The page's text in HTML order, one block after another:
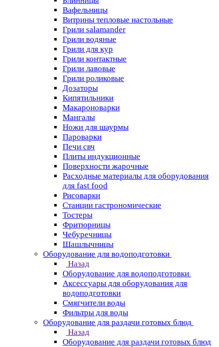
Вафельницы
Витрины тепловые настольные
Грили salamander
Грили водяные
Грили для кур
Грили контактные
Грили лавовые
Грили роликовые
Дозаторы
Кипятильники
Макароноварки
Мангалы
Ножи для шаурмы
Пароварки
Печи свч
Плиты индукционные
Поверхности жарочные
Расходные материалы для оборудования
для fast food
Рисоварки
Станции гастрономические
Тостеры
Фритюрницы
Чебуречницы
Шашлычницы
Оборудование для водоподготовки
Назад
Оборудование для водоподготовки
Аксессуары для оборудования для
водоподготовки
Смягчители воды
Фильтры для воды
Оборудование для раздачи готовых блюд
Назад
Оборудование для раздачи готовых блюд